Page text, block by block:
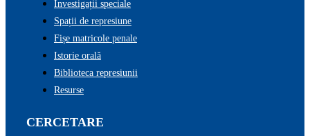
Investigații speciale
Spații de represiune
Fișe matricole penale
Istorie orală
Biblioteca represiunii
Resurse
CERCETARE